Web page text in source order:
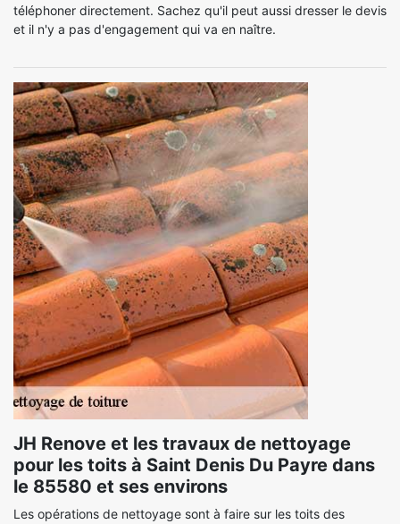
téléphoner directement. Sachez qu'il peut aussi dresser le devis
et il n'y a pas d'engagement qui va en naître.
JH Renove et les travaux de nettoyage
pour les toits à Saint Denis Du Payre dans
le 85580 et ses environs
Les opérations de nettoyage sont à faire sur les toits des